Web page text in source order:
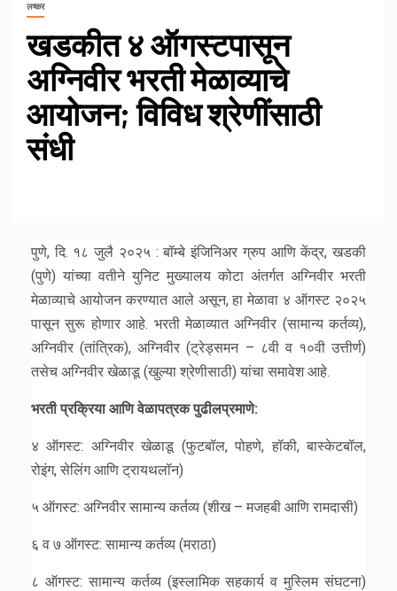
लष्कर
खडकीत ४ ऑगस्टपासून
अग्निवीर भरती मेळाव्याचे
आयोजन; विविध श्रेणींसाठी
संधी
पुणे, दि. १८ जुलै २०२५ : बॉम्बे इंजिनिअर ग्रुप आणि केंद्र, खडकी
(पुणे) यांच्या वतीने युनिट मुख्यालय कोटा अंतर्गत अग्निवीर भरती
मेळाव्याचे आयोजन करण्यात आले असून, हा मेळावा ४ ऑगस्ट २०२५
पासून सुरू होणार आहे. भरती मेळाव्यात अग्निवीर (सामान्य कर्तव्य),
अग्निवीर (तांत्रिक), अग्निवीर (ट्रेड्समन – ८वी व १०वी उत्तीर्ण)
तसेच अग्निवीर खेळाडू (खुल्या श्रेणीसाठी) यांचा समावेश आहे.
भरती प्रक्रिया आणि वेळापत्रक पुढीलप्रमाणे:
४ ऑगस्ट: अग्निवीर खेळाडू (फुटबॉल, पोहणे, हॉकी, बास्केटबॉल,
रोइंग, सेलिंग आणि ट्रायथलॉन)
५ ऑगस्ट: अग्निवीर सामान्य कर्तव्य (शीख – मजहबी आणि रामदासी)
६ व ७ ऑगस्ट: सामान्य कर्तव्य (मराठा)
८ ऑगस्ट: सामान्य कर्तव्य (इस्लामिक सहकार्य व मुस्लिम संघटना)